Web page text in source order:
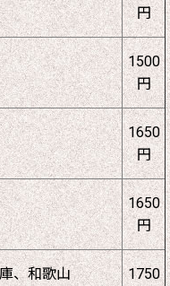
円
1500
円
1650
円
1650
円
、和歌山
1750